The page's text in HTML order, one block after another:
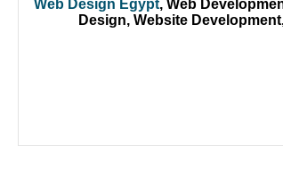
Web Design Egypt, Web
Design, Website